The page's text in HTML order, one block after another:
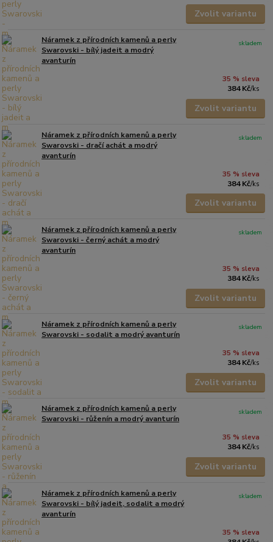
Zvolit variantu
Náramek z přírodních kamenů a perly
Swarovski - bílý jadeit a modrý
avanturín
35 % sleva
384 Kč/ks
skladem
Zvolit variantu
Náramek z přírodních kamenů a perly
Swarovski - dračí achát a modrý
avanturín
35 % sleva
384 Kč/ks
skladem
Zvolit variantu
Náramek z přírodních kamenů a perly
Swarovski - černý achát a modrý
avanturín
35 % sleva
384 Kč/ks
skladem
Zvolit variantu
Náramek z přírodních kamenů a perly
Swarovski - sodalit a modrý avanturín
35 % sleva
384 Kč/ks
skladem
Zvolit variantu
Náramek z přírodních kamenů a perly
Swarovski - růženín a modrý avanturín
35 % sleva
384 Kč/ks
skladem
Zvolit variantu
Náramek z přírodních kamenů a perly
Swarovski - bílý jadeit, sodalit a modrý
avanturín
35 % sleva
skladem